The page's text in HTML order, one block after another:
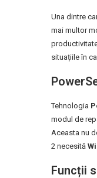
Una dintre
mai multor
situațiile în
Tehnologia
modul de
Aceasta nu
2 necesită
Funcții